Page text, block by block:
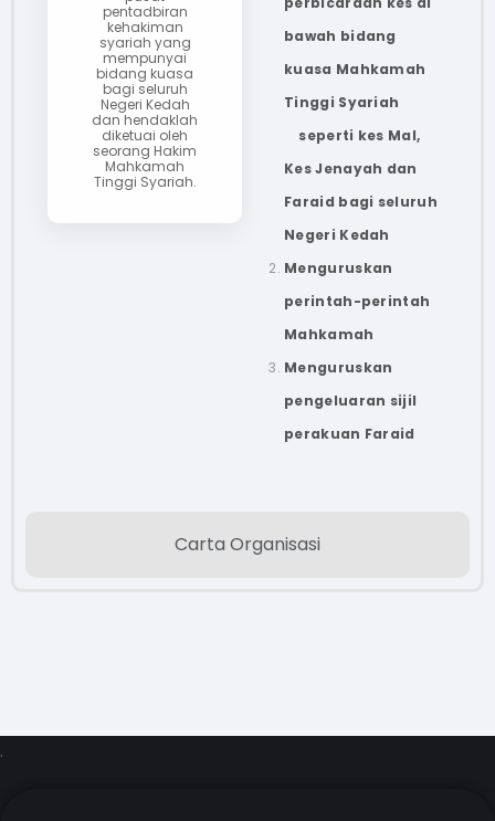
Carta Organisasi
pentadbiran
kehakiman
syariah yang
mempunyai
bidang kuasa
bagi seluruh
Negeri Kedah
dan hendaklah
diketuai oleh
seorang Hakim
Mahkamah
Tinggi Syariah.
bawah bidang
kuasa Mahkamah
Tinggi Syariah
seperti kes Mal,
Kes Jenayah dan
Faraid bagi seluruh
Negeri Kedah
Menguruskan
perintah-perintah
Mahkamah
Menguruskan
pengeluaran sijil
perakuan Faraid
.